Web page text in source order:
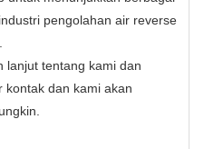
pengolahan air reverse
lanjut tentang kami dan
kontak dan kami akan